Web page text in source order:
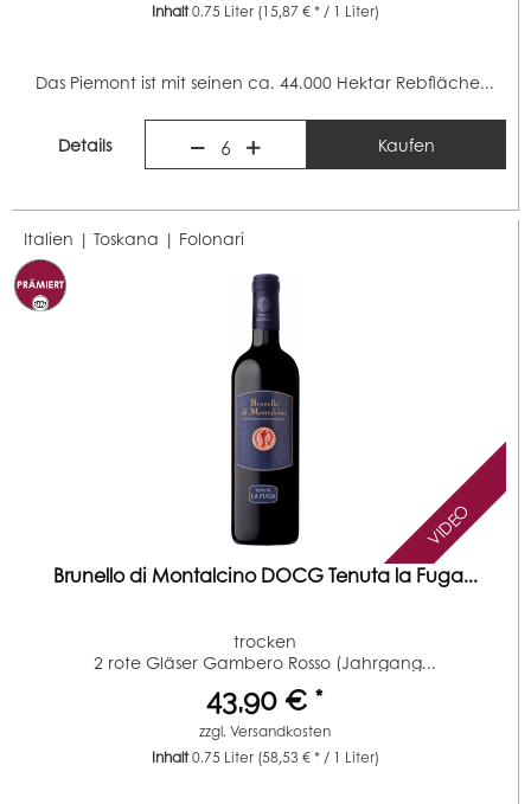
Inhalt0.75 Liter (15,87 € * / 1 Liter)
Das Piemont ist mit seinen ca. 44.000 Hektar Rebfläche...
Details 6 Kaufen
Italien | Toskana | Folonari
VIDEO
Brunello di Montalcino DOCG Tenuta la Fuga...
trocken
2 rote Gläser Gambero Rosso (Jahrgang...
43,90 € *
zzgl.Versandkosten
Inhalt0.75 Liter (58,53 € * / 1 Liter)